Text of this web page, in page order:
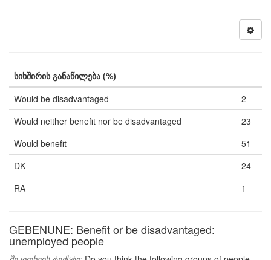
სიხშირის განაწილება (%)
Would be disadvantaged
2
Would neither benefit nor be disadvantaged
23
Would benefit
51
DK
24
RA
1
GEBENUNE: Benefit or be disadvantaged:
unemployed people